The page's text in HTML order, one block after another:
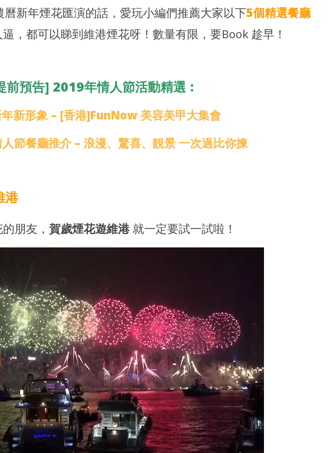
多圖分享｜CHIIKAWA ARTIVERSE 特展
2019
香
港
玩
生
整合優惠 | 海洋公園水上樂園門票(買1送1
2019
香
港
玩
生
新年煙花匯演的話，愛玩小編們推薦大家以下5個精選餐廳
，都可以睇到維港煙花呀！數量有限，要Book 趁早！
前預告] 2019年情人節活動精選︰
新形象 – [香港]FunNow 美容美甲大集會
節餐廳推介 – 浪漫、驚喜、靚景 一次過比你揀
港
朋友，賀歲煙花遊維港就一定要試一試啦！